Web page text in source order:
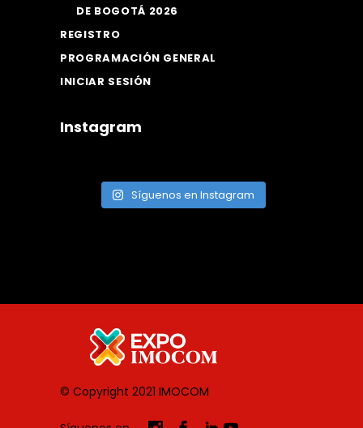
DE BOGOTÁ 2026
REGISTRO
PROGRAMACIÓN GENERAL
INICIAR SESIÓN
Instagram
Síguenos en Instagram
© Copyright 2021 IMOCOM